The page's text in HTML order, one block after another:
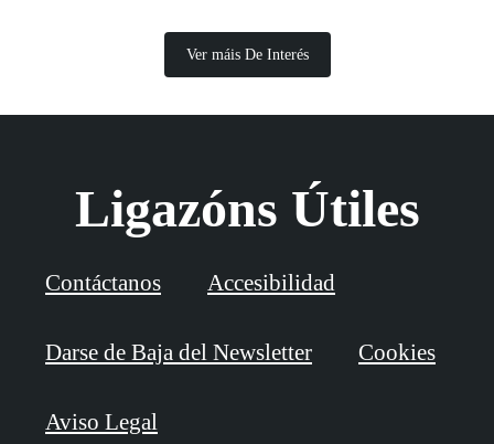
Ver máis De Interés
Ligazóns Útiles
Contáctanos Accesibilidad
Darse de Baja del Newsletter Cookies
Aviso Legal